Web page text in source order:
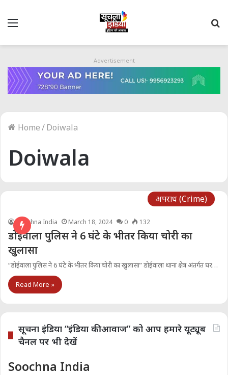
Advertisement
Home/Doiwala
Doiwala
अपराध (Crime)
Soochna India March 18, 2024 0 132
डोईवाला पुलिस ने 6 घंटे के भीतर किया चोरी का
खुलासा
“डोईवाला पुलिस ने 6 घंटे के भीतर किया चोरी का खुलासा” डोईवाला थाना क्षेत्र अंतर्गत घर…
Read More »
सूचना इंडिया “इंडिया की आवाज” को आप हमारे यूट्यूब
चैनल पर भी देखें
Soochna India